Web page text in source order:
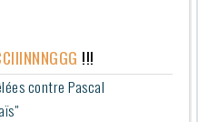
!!!
contre Pascal